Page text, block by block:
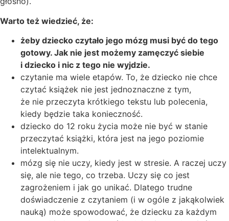
Warto też wiedzieć, że:
żeby dziecko czytało jego mózg musi być do tego
gotowy. Jak nie jest możemy zamęczyć siebie
i dziecko i nic z tego nie wyjdzie.
czytanie ma wiele etapów. To, że dziecko nie chce
czytać książek nie jest jednoznaczne z tym,
że nie przeczyta krótkiego tekstu lub polecenia,
kiedy będzie taka konieczność.
dziecko do 12 roku życia może nie być w stanie
przeczytać książki, która jest na jego poziomie
intelektualnym.
mózg się nie uczy, kiedy jest w stresie. A raczej uczy
się, ale nie tego, co trzeba. Uczy się co jest
zagrożeniem i jak go unikać. Dlatego trudne
doświadczenie z czytaniem (i w ogóle z jakąkolwiek
nauką) może spowodować, że dziecku za każdym